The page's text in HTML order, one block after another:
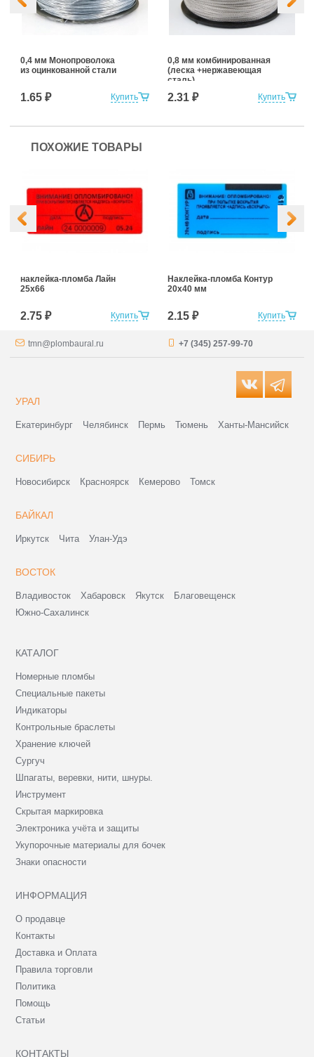
Купить
0,4 мм Монопроволока
из оцинкованной стали
1.65 ₽ Купить
0,8 мм комбинированная
(леска +нержавеющая
сталь)
2.31 ₽
ПОХОЖИЕ ТОВАРЫ
Купить
наклейка-пломба Лайн
25х66
2.75 ₽ Купить
Наклейка-пломба Контур
20х40 мм
2.15 ₽
tmn@plombaural.ru +7 (345) 257-99-70
УРАЛ
Екатеринбург Челябинск Пермь Тюмень Ханты-Мансийск
СИБИРЬ
Новосибирск Красноярск Кемерово Томск
БАЙКАЛ
Иркутск Чита Улан-Удэ
ВОСТОК
Владивосток Хабаровск Якутск
Благовещенск
Южно-Сахалинск
КАТАЛОГ
Номерные пломбы
Специальные пакеты
Индикаторы
Контрольные браслеты
Хранение ключей
Сургуч
Шпагаты, веревки, нити, шнуры.
Инструмент
Скрытая маркировка
Электроника учёта и защиты
Укупорочные материалы для бочек
Знаки опасности
ИНФОРМАЦИЯ
О продавце
Контакты
Доставка и Оплата
Правила торговли
Политика
Помощь
Статьи
КОНТАКТЫ